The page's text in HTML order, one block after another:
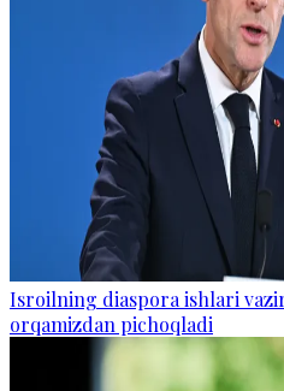
Isroilning diaspora ishlari
orqamizdan pichoqladi